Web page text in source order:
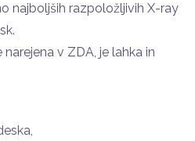
najboljših razpoložljivih X-ray
v ZDA, je lahka in